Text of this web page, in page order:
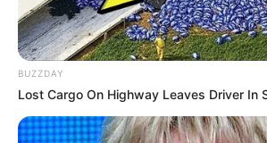
BUZZDAY
Lost Cargo On Highway Leaves Driver In